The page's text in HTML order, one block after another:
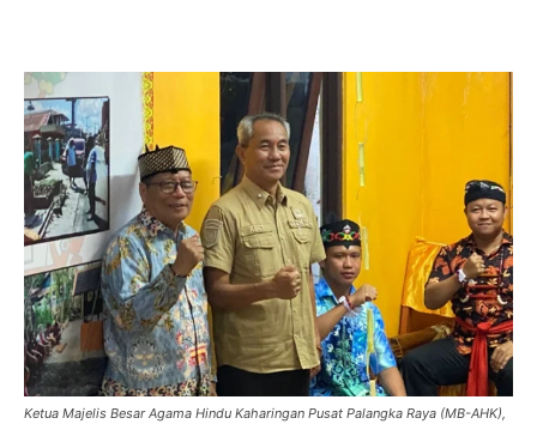
Ketua Majelis Besar Agama Hindu Kaharingan Pusat Palangka Raya (MB-AHK),